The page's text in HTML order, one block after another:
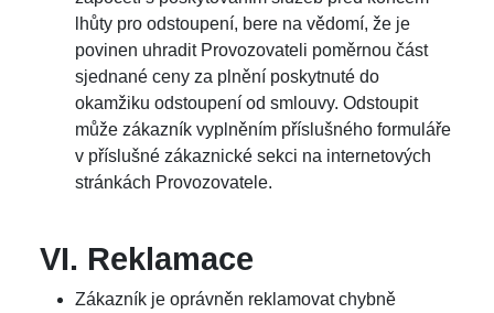
lhůty pro odstoupení, bere na vědomí, že je
povinen uhradit Provozovateli poměrnou část
sjednané ceny za plnění poskytnuté do
okamžiku odstoupení od smlouvy. Odstoupit
může zákazník vyplněním příslušného formuláře
v příslušné zákaznické sekci na internetových
stránkách Provozovatele.
VI. Reklamace
Zákazník je oprávněn reklamovat chybně